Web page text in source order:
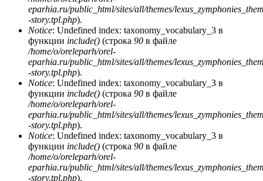
eparhia.ru/public_html/sites/all/themes/
-story.tpl.php).
Notice: Undefined index: taxonomy_vocabulary_3 в
функции include() (строка 90 в файле
/home/o/oreleparh/orel-
eparhia.ru/public_html/sites/all/themes/
-story.tpl.php).
Notice: Undefined index: taxonomy_vocabulary_3 в
функции include() (строка 90 в файле
/home/o/oreleparh/orel-
eparhia.ru/public_html/sites/all/themes/
-story.tpl.php).
Notice: Undefined index: taxonomy_vocabulary_3 в
функции include() (строка 90 в файле
/home/o/oreleparh/orel-
eparhia.ru/public_html/sites/all/themes/
-story.tpl.php).